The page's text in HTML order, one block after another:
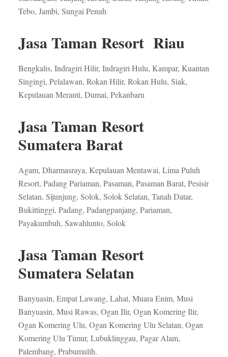
Tebo, Jambi, Sungai Penuh
Jasa Taman Resort Riau
Bengkalis, Indragiri Hilir, Indragiri Hulu, Kampar, Kuantan
Singingi, Pelalawan, Rokan Hilir, Rokan Hulu, Siak,
Kepulauan Meranti, Dumai, Pekanbaru
Jasa Taman Resort
Sumatera Barat
Agam, Dharmasraya, Kepulauan Mentawai, Lima Puluh
Resort, Padang Pariaman, Pasaman, Pasaman Barat, Pesisir
Selatan, Sijunjung, Solok, Solok Selatan, Tanah Datar,
Bukittinggi, Padang, Padangpanjang, Pariaman,
Payakumbuh, Sawahlunto, Solok
Jasa Taman Resort
Sumatera Selatan
Banyuasin, Empat Lawang, Lahat, Muara Enim, Musi
Banyuasin, Musi Rawas, Ogan Ilir, Ogan Komering Ilir,
Ogan Komering Ulu, Ogan Komering Ulu Selatan, Ogan
Komering Ulu Timur, Lubuklinggau, Pagar Alam,
Palembang, Prabumulih.